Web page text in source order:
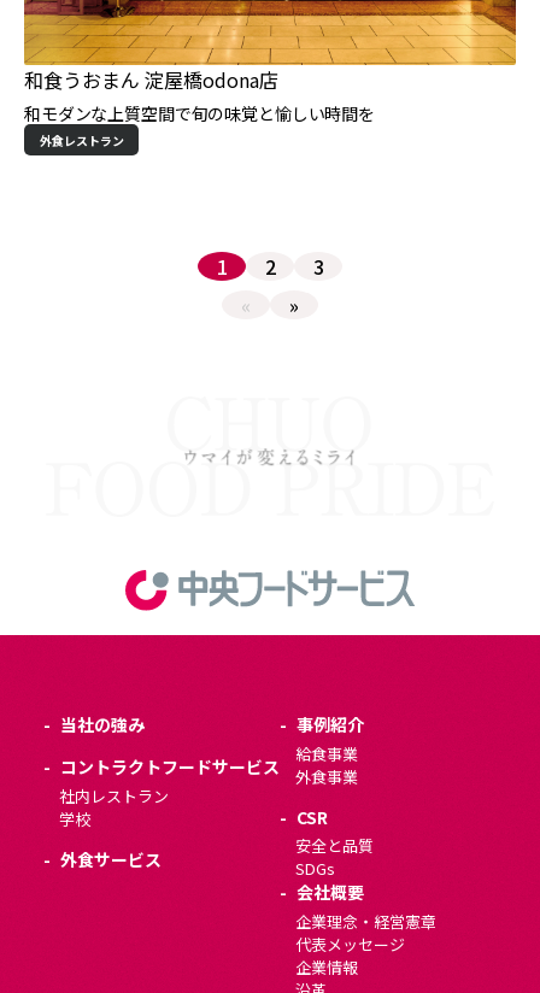
和食うおまん 淀屋橋odona店
和モダンな上質空間で旬の味覚と愉しい時間を
外食レストラン
«
1 2
3
»
当社の強み
コントラクトフードサービス
社内レストラン
学校
外食サービス
事例紹介
給食事業
外食事業
CSR
安全と品質
SDGs
会社概要
企業理念・経営憲章
代表メッセージ
企業情報